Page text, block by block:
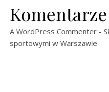
Komentarze
A WordPress Commenter -
sportowymi w Warszawie